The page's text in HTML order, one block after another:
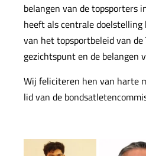
belangen van de topsporters
heeft als centrale doelstelling
van het topsportbeleid van
gezichtspunt en de belangen
Wij feliciteren hen van harte
lid van de